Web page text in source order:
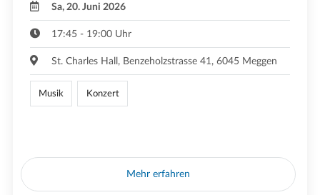
Sa, 20. Juni 2026
17:45 - 19:00 Uhr
St. Charles Hall, Benzeholzstrasse 41, 6045 Meggen
Musik Konzert
Mehr erfahren